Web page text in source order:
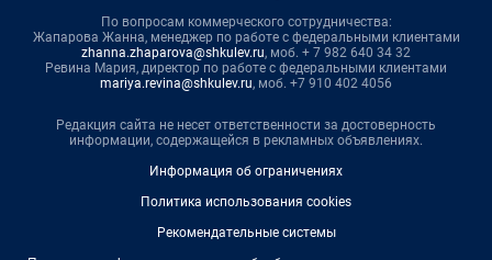
По вопросам коммерческого сотрудничества:
Жапарова Жанна, менеджер по работе с федеральными клиентами
zhanna.zhaparova@shkulev.ru, моб. + 7 982 640 34 32
Ревина Мария, директор по работе с федеральными клиентами
mariya.revina@shkulev.ru, моб. +7 910 402 4056
Редакция сайта не несет ответственности за достоверность
информации, содержащейся в рекламных объявлениях.
Информация об ограничениях
Политика использования cookies
Рекомендательные системы